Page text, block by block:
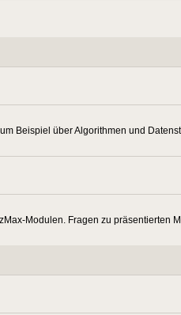
Beispiel über Algorithmen und
Modulen. Fragen zu präsentierten